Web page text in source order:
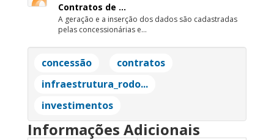
Contratos de ...
A geração e a inserção dos dados são cadastradas
pelas concessionárias e...
concessão
contratos
infraestrutura_rodo...
investimentos
Informações Adicionais